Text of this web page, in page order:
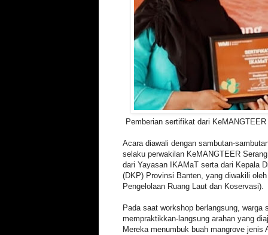
Pemberian sertifikat dari
Acara diawali dengan sambutan-
selaku perwakilan KeMANGTEER
dari Yayasan IKAMaT serta dari Kepala
(DKP) Provinsi Banten, yang diwakili
Pengelolaan Ruang Laut dan Koservasi).
Pada saat workshop berlangsung, warga
mempraktikkan-langsung arahan yang
Mereka menumbuk buah mangrove jenis